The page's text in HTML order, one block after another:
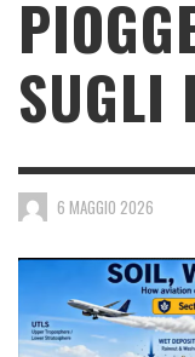
SUGLI
6 MAGGIO 2026